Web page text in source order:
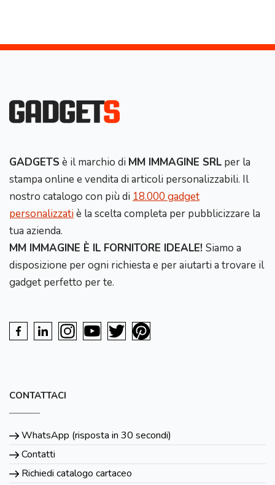
GADGETS è il marchio di MM IMMAGINE SRL per la
stampa online e vendita di articoli personalizzabili. Il
nostro catalogo con più di 18.000 gadget
personalizzatiè la scelta completa per pubblicizzare la
tua azienda.
MM IMMAGINE È IL FORNITORE IDEALE! Siamo a
disposizione per ogni richiesta e per aiutarti a trovare il
gadget perfetto per te.
CONTATTACI
WhatsApp (risposta in 30 secondi)
Contatti
Richiedi catalogo cartaceo